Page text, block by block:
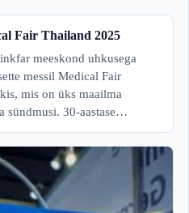
Fair Thailand 2025
meeskond uhkusega
messil Medical Fair
mis on üks maailma
sündmusi. 30-aastase…